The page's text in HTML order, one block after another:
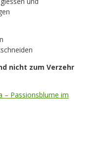
nicht zum Verzehr
– Passionsblume im